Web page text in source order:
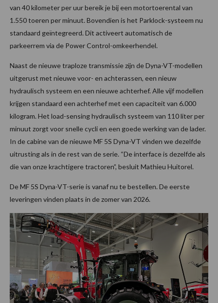
van 40 kilometer per uur bereik je bij een motortoerental van
1.550 toeren per minuut. Bovendien is het Parklock-systeem nu
standaard geïntegreerd. Dit activeert automatisch de
parkeerrem via de Power Control-omkeerhendel.
Naast de nieuwe traploze transmissie zijn de Dyna-VT-modellen
uitgerust met nieuwe voor- en achterassen, een nieuw
hydraulisch systeem en een nieuwe achterhef. Alle vijf modellen
krijgen standaard een achterhef met een capaciteit van 6.000
kilogram. Het load-sensing hydraulisch systeem van 110 liter per
minuut zorgt voor snelle cycli en een goede werking van de lader.
In de cabine van de nieuwe MF 5S Dyna-VT vinden we dezelfde
uitrusting als in de rest van de serie. “De interface is dezelfde als
die van onze krachtigere tractoren”, besluit Mathieu Huitorel.
De MF 5S Dyna-VT-serie is vanaf nu te bestellen. De eerste
leveringen vinden plaats in de zomer van 2026.